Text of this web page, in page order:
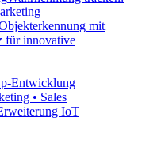
mit
für innovative
Entwicklung
• Sales
IoT